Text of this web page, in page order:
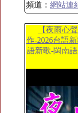
頻道： 網站連
【夜雨心
作-2026台語
語新歌-閩南